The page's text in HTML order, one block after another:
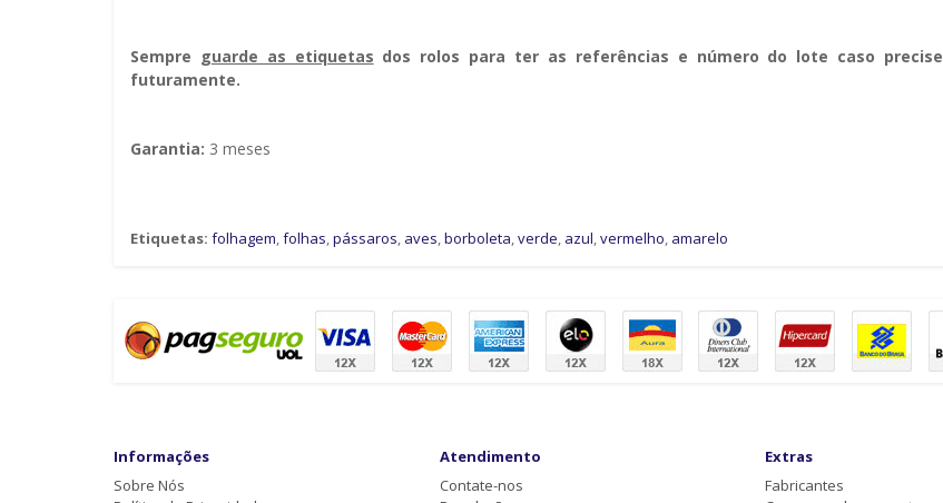
Sempre guarde as etiquetas dos rolos para ter as referências e número do lote caso precise
futuramente.
Garantia: 3 meses
Etiquetas: folhagem,folhas,pássaros, aves,borboleta,verde, azul,vermelho, amarelo
Informações
Sobre Nós
Atendimento
Contate-nos
Extras
Fabricantes